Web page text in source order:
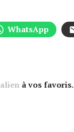
WhatsApp
à vos favoris.